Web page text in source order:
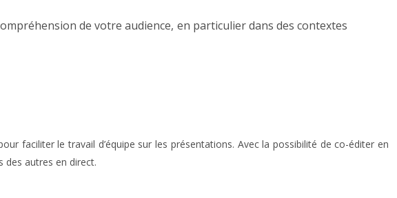
de votre audience, en particulier dans des contextes
faciliter le travail d’équipe sur les présentations. Avec la possibilité de co-éditer en
autres en direct.